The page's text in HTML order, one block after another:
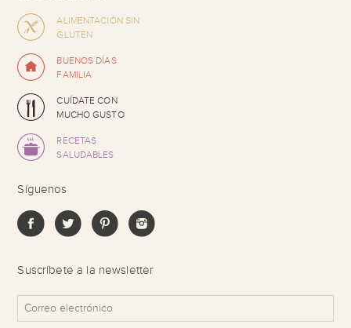
ALIMENTACIÓN SIN
GLUTEN
BUENOS DÍAS
FAMILIA
CUÍDATE CON
MUCHO GUSTO
RECETAS
SALUDABLES
Síguenos
Suscríbete a la newsletter